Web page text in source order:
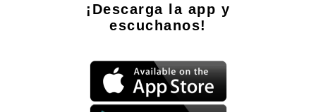
¡Descarga la app y
escuchanos!